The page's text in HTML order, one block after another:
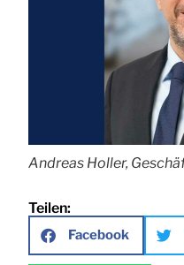
Andreas Holler,
Teilen:
Facebook